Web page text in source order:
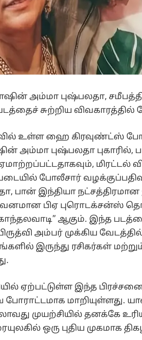
அம்மா புஷ்பலதா,
சுற்றிய விவகாரத்தில்
உள்ள ஹை கிரவுண்ட்ஸ்
அம்மா புஷ்பலதா புகாரில்,
மிரட்டல்
போலீசார்
பான் இந்தியா
பிஏ புரொடக்சன்ஸ்
ஆகும். இந்த
அம்பர் முக்கிய
இருந்து ரசிகர்கள்
ஏற்பட்டுள்ள இந்த பிரச்சனை,
மாறியுள்ளது.
முயற்சியில் தனக்கே
ஒரு புதிய முகமாக